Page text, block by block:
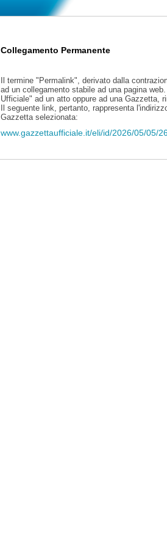
Collegamento Permanente
Il termine "Permalink", derivato dalla
ad un collegamento stabile ad una pagina
Ufficiale" ad un atto oppure ad una Gazzetta,
Il seguente link, pertanto, rappresenta
Gazzetta selezionata:
www.gazzettaufficiale.it/eli/id/2026/05/05/